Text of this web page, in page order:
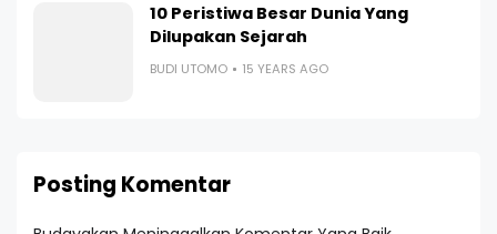
10 Peristiwa Besar Dunia Yang
Dilupakan Sejarah
BUDI UTOMO 15 YEARS AGO
Posting Komentar